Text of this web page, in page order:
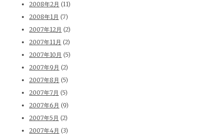
2008年2月 (11)
2008年1月 (7)
2007年12月 (2)
2007年11月 (2)
2007年10月 (5)
2007年9月 (2)
2007年8月 (5)
2007年7月 (5)
2007年6月 (9)
2007年5月 (2)
2007年4月 (3)